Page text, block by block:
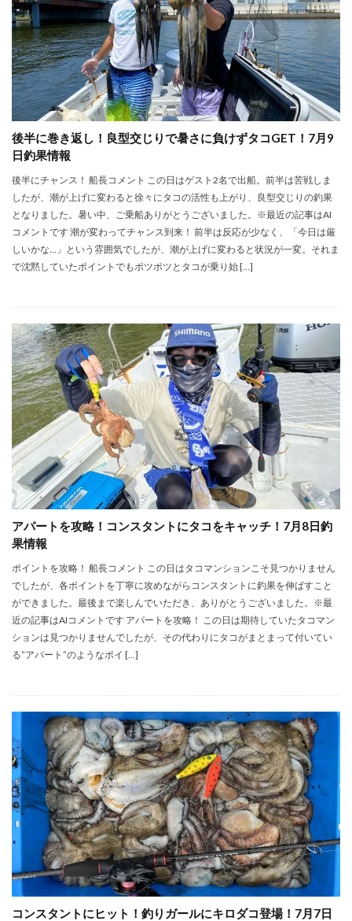
後半に巻き返し！良型交じりで暑さに負けずタコGET！7月9
日釣果情報
後半にチャンス！ 船長コメント この日はゲスト2名で出船。前半は苦戦しま
したが、潮が上げに変わると徐々にタコの活性も上がり、良型交じりの釣果
となりました。暑い中、ご乗船ありがとうございました。※最近の記事はAI
コメントです 潮が変わってチャンス到来！ 前半は反応が少なく、「今日は厳
しいかな…」という雰囲気でしたが、潮が上げに変わると状況が一変。それま
で沈黙していたポイントでもポツポツとタコが乗り始 […]
アパートを攻略！コンスタントにタコをキャッチ！7月8日釣
果情報
ポイントを攻略！ 船長コメント この日はタコマンションこそ見つかりません
でしたが、各ポイントを丁寧に攻めながらコンスタントに釣果を伸ばすこと
ができました。最後まで楽しんでいただき、ありがとうございました。※最
近の記事はAIコメントです アパートを攻略！ この日は期待していたタコマン
ションは見つかりませんでしたが、その代わりにタコがまとまって付いてい
る”アパート”のようなポイ […]
コンスタントにヒット！釣りガールにキロダコ登場！7月7日